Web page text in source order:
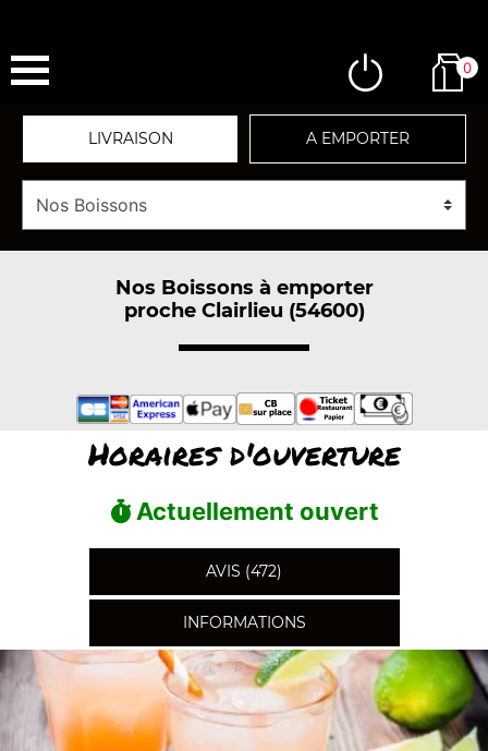
0
LIVRAISON A EMPORTER
Nos Boissons à emporter
proche Clairlieu (54600)
Horaires d'ouverture
Actuellement ouvert
AVIS (472)
INFORMATIONS